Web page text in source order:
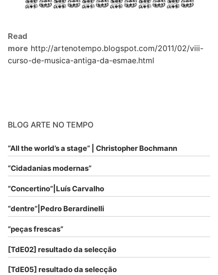
Read
more http://artenotempo.blogspot.com/2011/02/viii-
curso-de-musica-antiga-da-esmae.html
BLOG ARTE NO TEMPO
“All the world’s a stage” | Christopher Bochmann
“Cidadanias modernas”
“Concertino”|Luís Carvalho
“dentre”|Pedro Berardinelli
“peças frescas”
[TdE02] resultado da selecção
[TdE05] resultado da selecção